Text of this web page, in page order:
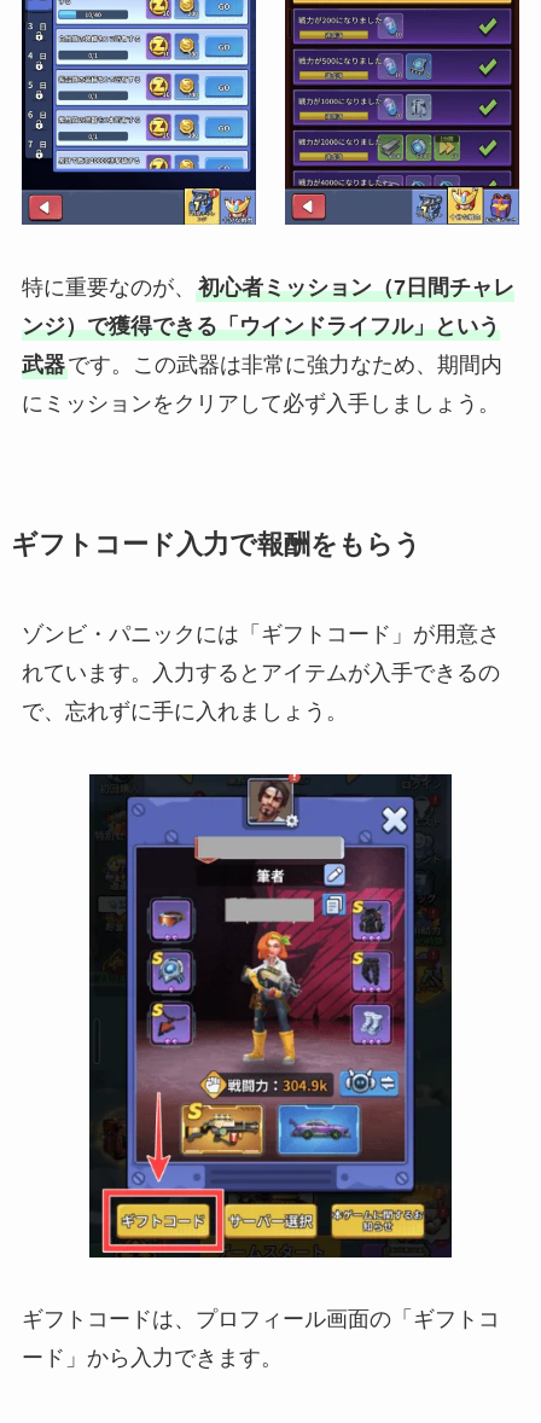
特に重要なのが、 初心者ミッション（7日間チャレ
ンジ）で獲得できる「ウインドライフル」という
武器です。この武器は非常に強力なため、期間内
にミッションをクリアして必ず入手しましょう。
ギフトコード入力で報酬をもらう
ゾンビ・パニックには「ギフトコード」が用意さ
れています。入力するとアイテムが入手できるの
で、忘れずに手に入れましょう。
ギフトコードは、プロフィール画面の「ギフトコ
ード」から入力できます。